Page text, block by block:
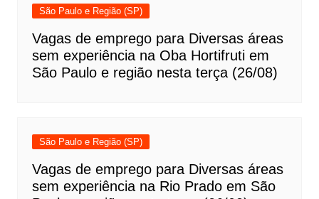
São Paulo e Região (SP)
Vagas de emprego para Diversas áreas
sem experiência na Oba Hortifruti em
São Paulo e região nesta terça (26/08)
São Paulo e Região (SP)
Vagas de emprego para Diversas áreas
sem experiência na Rio Prado em São